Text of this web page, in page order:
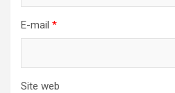
E-mail *
Site web